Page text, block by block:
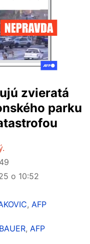
zvieratá
parku
o 10:52
, AFP
, AFP